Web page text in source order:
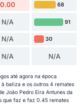
0.00 68
N/A 91
N/A 30
N/A N/A
até agora na época
baliza e os outros 4 remates
João Pedro Eira Antunes da
que faz e faz 0.45 remates